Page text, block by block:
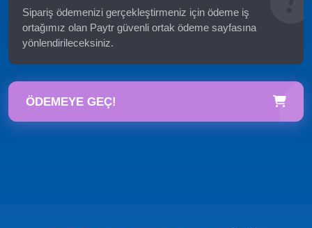
Sipariş ödemenizi gerçekleştirmeniz için ödeme iş
ortağımız olan Paytr güvenli ortak ödeme sayfasına
yönlendirileceksiniz.
ÖDEMEYE GEÇ!